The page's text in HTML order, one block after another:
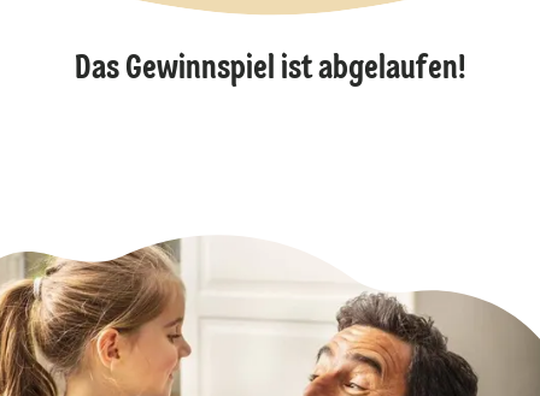
Das Gewinnspiel ist abgelaufen!